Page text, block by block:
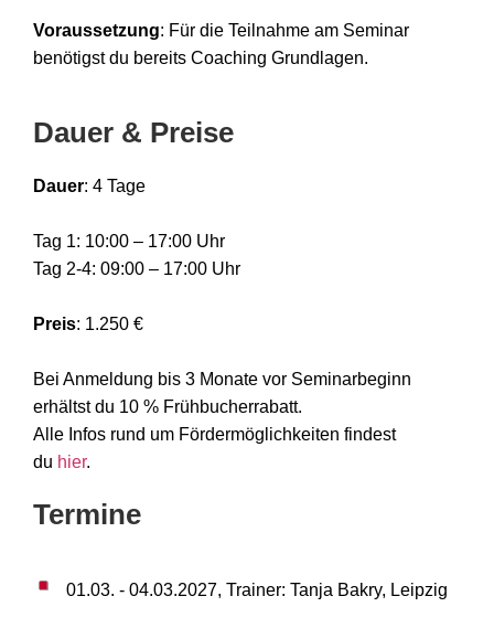
Voraussetzung: Für die Teilnahme am Seminar
benötigst du bereits Coaching Grundlagen.
Dauer & Preise
Dauer: 4 Tage
Tag 1: 10:00 – 17:00 Uhr
Tag 2-4: 09:00 – 17:00 Uhr
Preis: 1.250 €
Bei Anmeldung bis 3 Monate vor Seminarbeginn
erhältst du 10 % Frühbucherrabatt.
Alle Infos rund um Fördermöglichkeiten findest
du hier.
Termine
01.03. - 04.03.2027, Trainer: Tanja Bakry, Leipzig